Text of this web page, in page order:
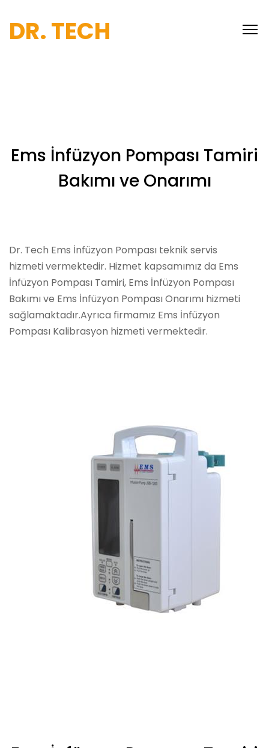
DR. TECH
Ems İnfüzyon Pompası Tamiri
Bakımı ve Onarımı
Dr. Tech Ems İnfüzyon Pompası teknik servis
hizmeti vermektedir. Hizmet kapsamımız da Ems
İnfüzyon Pompası Tamiri, Ems İnfüzyon Pompası
Bakımı ve Ems İnfüzyon Pompası Onarımı hizmeti
sağlamaktadır.Ayrıca firmamız Ems İnfüzyon
Pompası Kalibrasyon hizmeti vermektedir.